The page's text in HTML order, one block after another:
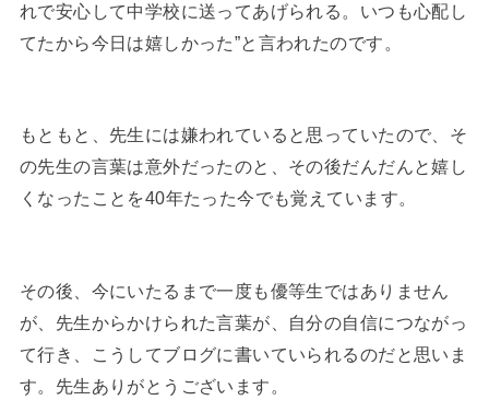
れで安心して中学校に送ってあげられる。いつも心配し
てたから今日は嬉しかった”と言われたのです。
もともと、先生には嫌われていると思っていたので、そ
の先生の言葉は意外だったのと、その後だんだんと嬉し
くなったことを40年たった今でも覚えています。
その後、今にいたるまで一度も優等生ではありません
が、先生からかけられた言葉が、自分の自信につながっ
て行き、こうしてブログに書いていられるのだと思いま
す。先生ありがとうございます。​